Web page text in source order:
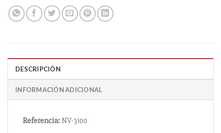
DESCRIPCIÓN
INFORMACIÓN ADICIONAL
Referencia: NV-3100